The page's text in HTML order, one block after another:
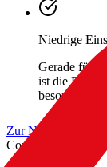
Niedrige
Gerade für
ist die
besonders
Zur Newsletter-
Community Event